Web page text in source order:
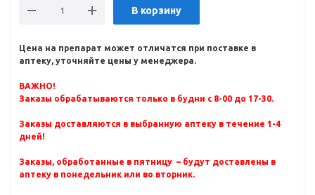
В корзину
Цена на препарат может отличатся при поставке в
аптеку, уточняйте цены у менеджера.
ВАЖНО!
Заказы обрабатываются только в будни с 8-00 до 17-30.
Заказы доставляются в выбранную аптеку в течение 1-4
дней!
Заказы, обработанные в пятницу – будут доставлены в
аптеку в понедельник или во вторник.